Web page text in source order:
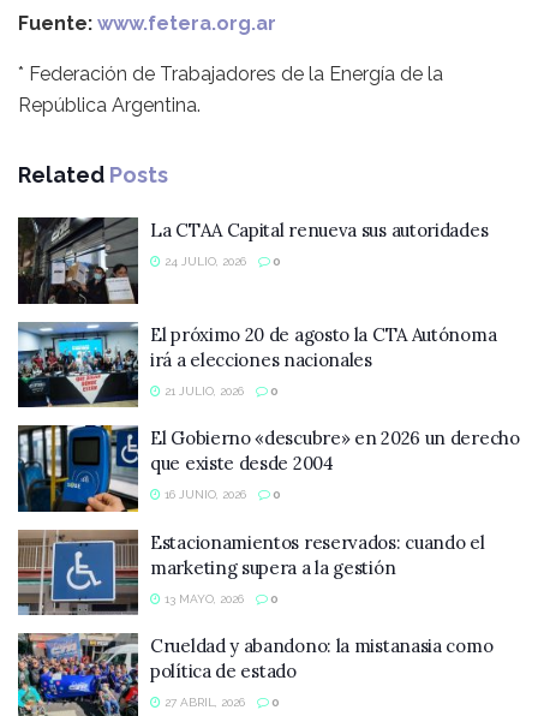
Fuente: www.fetera.org.ar
* Federación de Trabajadores de la Energía de la
República Argentina.
Related Posts
La CTAA Capital renueva sus autoridades
24 JULIO, 2026 0
El próximo 20 de agosto la CTA Autónoma
irá a elecciones nacionales
21 JULIO, 2026 0
El Gobierno «descubre» en 2026 un derecho
que existe desde 2004
16 JUNIO, 2026 0
Estacionamientos reservados: cuando el
marketing supera a la gestión
13 MAYO, 2026 0
Crueldad y abandono: la mistanasia como
política de estado
27 ABRIL, 2026 0